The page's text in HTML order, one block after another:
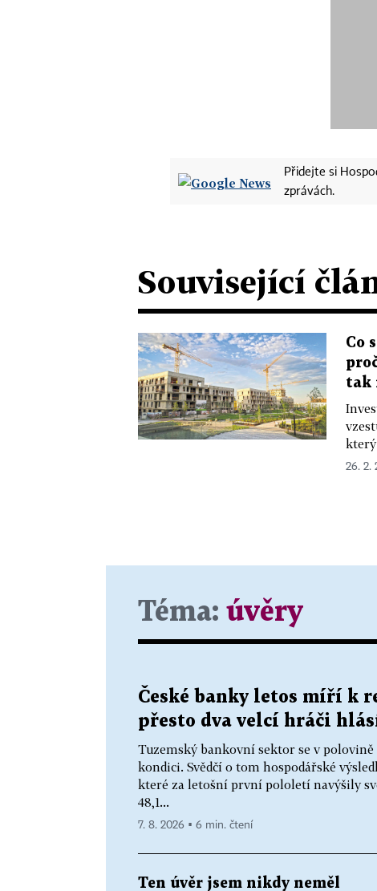
Přidejte si
zprávách.
Související
Co
tak
26. 2.
Téma: úvěry
České banky letos míří k
přesto dva velcí hráči
Tuzemský bankovní sektor se v
kondici. Svědčí o tom hospodářské
které za letošní první pololetí navýšily
48,1...
7. 8. 2026 ▪ 6 min. čtení
Ten úvěr jsem nikdy neměl